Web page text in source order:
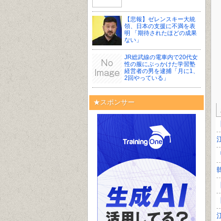
【悲報】ゼレンスキー大統
領、日本の支援に不満を表
明 「期待されたほどの成果
ない」
JR総武線の電車内で20代女
性の服にぶっかけた学習塾
経営者の男を逮捕「月に1、
2回やっている」
★スポンサー